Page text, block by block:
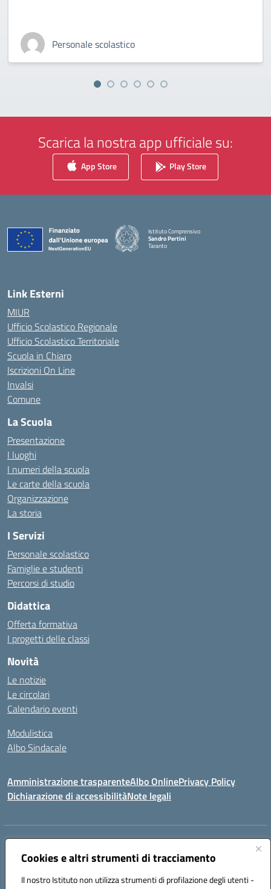
Cookies e altri strumenti di tracciamento
Il nostro Istituto non utilizza strumenti di profilazione degli utenti -
Personale scolastico
Scarica la nostra app ufficiale su:
App Store Play Store
Istituto Comprensivo
Sandro Pertini
Taranto
Link Esterni
MIUR
Ufficio Scolastico Regionale
Ufficio Scolastico Territoriale
Scuola in Chiaro
Iscrizioni On Line
Invalsi
Comune
La Scuola
Presentazione
I luoghi
I numeri della scuola
Le carte della scuola
Organizzazione
La storia
I Servizi
Personale scolastico
Famiglie e studenti
Percorsi di studio
Didattica
Offerta formativa
I progetti delle classi
Novità
Le notizie
Le circolari
Calendario eventi
Modulistica
Albo Sindacale
Amministrazione trasparenteAlbo OnlinePrivacy Policy
Dichiarazione di accessibilitàNote legali
Indirizzo:
Centralino:0994722507 Email:TAIC873006@istruzione.it